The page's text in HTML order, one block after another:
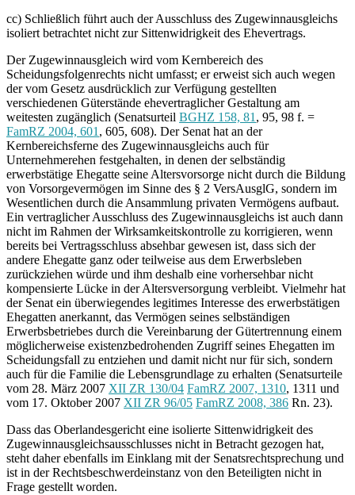
cc) Schließlich führt auch der Ausschluss des Zugewinnausgleichs
isoliert betrachtet nicht zur Sittenwidrigkeit des Ehevertrags.
Der Zugewinnausgleich wird vom Kernbereich des
Scheidungsfolgenrechts nicht umfasst; er erweist sich auch wegen
der vom Gesetz ausdrücklich zur Verfügung gestellten
verschiedenen Güterstände ehevertraglicher Gestaltung am
weitesten zugänglich (Senatsurteil BGHZ 158, 81, 95, 98 f. =
FamRZ 2004, 601, 605, 608). Der Senat hat an der
Kernbereichsferne des Zugewinnausgleichs auch für
Unternehmerehen festgehalten, in denen der selbständig
erwerbstätige Ehegatte seine Altersvorsorge nicht durch die Bildung
von Vorsorgevermögen im Sinne des § 2 VersAusglG, sondern im
Wesentlichen durch die Ansammlung privaten Vermögens aufbaut.
Ein vertraglicher Ausschluss des Zugewinnausgleichs ist auch dann
nicht im Rahmen der Wirksamkeitskontrolle zu korrigieren, wenn
bereits bei Vertragsschluss absehbar gewesen ist, dass sich der
andere Ehegatte ganz oder teilweise aus dem Erwerbsleben
zurückziehen würde und ihm deshalb eine vorhersehbar nicht
kompensierte Lücke in der Altersversorgung verbleibt. Vielmehr hat
der Senat ein überwiegendes legitimes Interesse des erwerbstätigen
Ehegatten anerkannt, das Vermögen seines selbständigen
Erwerbsbetriebes durch die Vereinbarung der Gütertrennung einem
möglicherweise existenzbedrohenden Zugriff seines Ehegatten im
Scheidungsfall zu entziehen und damit nicht nur für sich, sondern
auch für die Familie die Lebensgrundlage zu erhalten (Senatsurteile
vom 28. März 2007 XII ZR 130/04 FamRZ 2007, 1310, 1311 und
vom 17. Oktober 2007 XII ZR 96/05 FamRZ 2008, 386 Rn. 23).
Dass das Oberlandesgericht eine isolierte Sittenwidrigkeit des
Zugewinnausgleichsausschlusses nicht in Betracht gezogen hat,
steht daher ebenfalls im Einklang mit der Senatsrechtsprechung und
ist in der Rechtsbeschwerdeinstanz von den Beteiligten nicht in
Frage gestellt worden.